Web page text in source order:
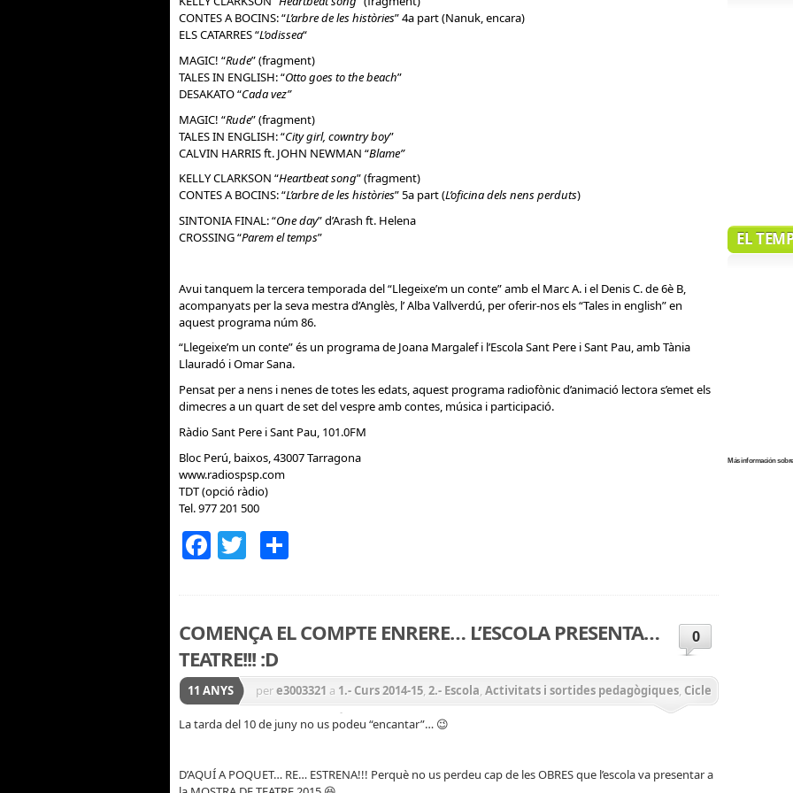
CONTES A BOCINS: “L’arbre de les històries” 4a part (Nanuk, encara)
ELS CATARRES “L’odissea“
MAGIC! “Rude” (fragment)
TALES IN ENGLISH: “Otto goes to the beach”
DESAKATO “Cada vez”
MAGIC! “Rude” (fragment)
TALES IN ENGLISH: “City girl, cowntry boy”
CALVIN HARRIS ft. JOHN NEWMAN “Blame”
KELLY CLARKSON “Heartbeat song” (fragment)
CONTES A BOCINS: “L’arbre de les històries” 5a part (L’oficina dels nens perduts)
SINTONIA FINAL: “One day” d’Arash ft. Helena
CROSSING “Parem el temps”
Avui tanquem la tercera temporada del “Llegeixe’m un conte” amb el Marc A. i el Denis C. de 6è B,
acompanyats per la seva mestra d’Anglès, l’ Alba Vallverdú, per oferir-nos els “Tales in english” en
aquest programa núm 86.
“Llegeixe’m un conte” és un programa de Joana Margalef i l’Escola Sant Pere i Sant Pau, amb Tània
Llauradó i Omar Sana.
Pensat per a nens i nenes de totes les edats, aquest programa radiofònic d’animació lectora s’emet els
dimecres a un quart de set del vespre amb contes, música i participació.
Ràdio Sant Pere i Sant Pau, 101.0FM
Bloc Perú, baixos, 43007 Tarragona
www.radiospsp.com
TDT (opció ràdio)
Tel. 977 201 500
Facebook
Twitter
COMENÇA EL COMPTE ENRERE… L’ESCOLA PRESENTA…
TEATRE!!! :D
0
11 ANYS pere3003321 a 1.- Curs 2014-15, 2.- Escola, Activitats i sortides pedagògiques, Cicle
Superior,CS - 5è,General
La tarda del 10 de juny no us podeu “encantar”… 😉
D’AQUÍ A POQUET… RE… ESTRENA!!! Perquè no us perdeu cap de les OBRES que l’escola va presentar a
EL
Más información